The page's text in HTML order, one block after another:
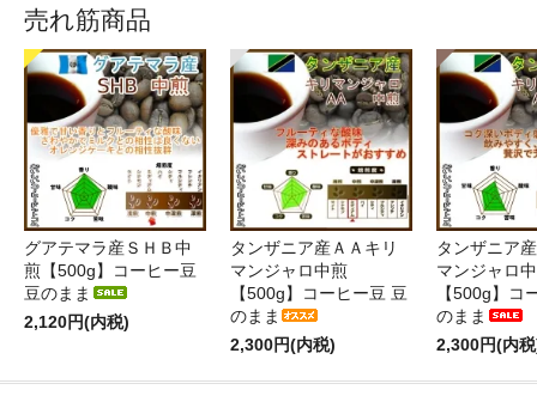
売れ筋商品
グアテマラ産ＳＨＢ中
煎【500g】コーヒー豆
豆のまま
2,120円(内税)
タンザニア産ＡＡキリ
マンジャロ中煎
【500g】コーヒー豆 豆
のまま
2,300円(内税)
タンザニア
マンジャロ
【500g】コ
のまま
2,300円(内